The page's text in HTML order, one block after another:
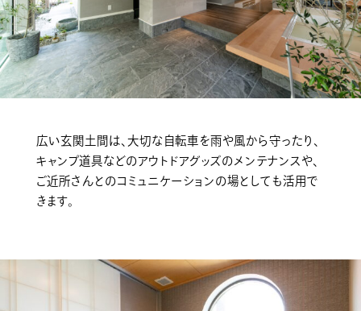
広い玄関土間は、大切な自転車を雨や風から守ったり、
キャンプ道具などのアウトドアグッズのメンテナンスや、
ご近所さんとのコミュニケーションの場としても活用で
きます。